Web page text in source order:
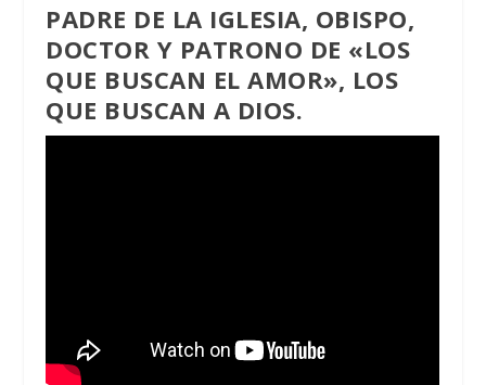
PADRE DE LA IGLESIA, OBISPO,
DOCTOR Y PATRONO DE «LOS
QUE BUSCAN EL AMOR», LOS
QUE BUSCAN A DIOS.